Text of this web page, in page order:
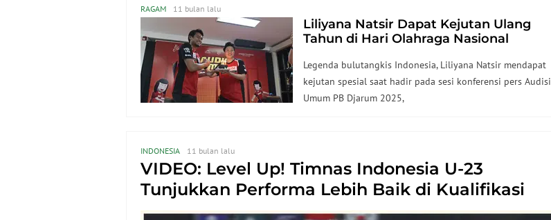
RAGAM 11 bulan lalu
Liliyana Natsir Dapat Kejutan Ulang
Tahun di Hari Olahraga Nasional
Legenda bulutangkis Indonesia, Liliyana Natsir mendapat
kejutan spesial saat hadir pada sesi konferensi pers Audisi
Umum PB Djarum 2025,
INDONESIA 11 bulan lalu
VIDEO: Level Up! Timnas Indonesia U-23
Tunjukkan Performa Lebih Baik di Kualifikasi
Piala Asia U-23